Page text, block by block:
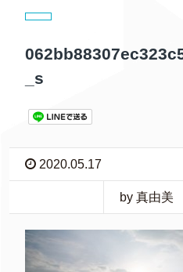
_s
2020.05.17
by 真由美